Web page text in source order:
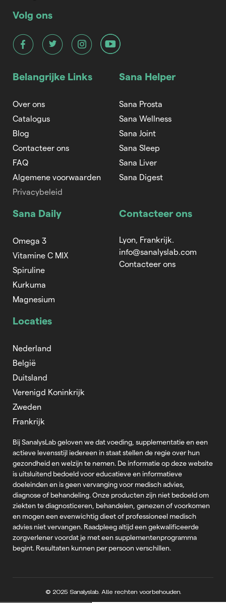
Volg ons
Belangrijke Links
Over ons
Catalogus
Blog
Contacteer ons
FAQ
Algemene voorwaarden
Privacybeleid
Sana Helper
Sana Prosta
Sana Wellness
Sana Joint
Sana Sleep
Sana Liver
Sana Digest
Sana Daily
Omega 3
Vitamine C MIX
Spiruline
Kurkuma
Magnesium
Locaties
Nederland
België
Duitsland
Verenigd Koninkrijk
Zweden
Frankrijk
Contacteer ons
Lyon, Frankrijk.
info@sanalyslab.com
Contacteer ons
Bij SanalysLab geloven we dat voeding, supplementatie en een
actieve levensstijl iedereen in staat stellen de regie over hun
gezondheid en welzijn te nemen. De informatie op deze website
is uitsluitend bedoeld voor educatieve en informatieve
doeleinden en is geen vervanging voor medisch advies,
diagnose of behandeling. Onze producten zijn niet bedoeld om
ziekten te diagnosticeren, behandelen, genezen of voorkomen
en mogen een evenwichtig dieet of professioneel medisch
advies niet vervangen. Raadpleeg altijd een gekwalificeerde
zorgverlener voordat je met een supplementenprogramma
begint. Resultaten kunnen per persoon verschillen.
© 2025 Sanalyslab. Alle rechten voorbehouden.